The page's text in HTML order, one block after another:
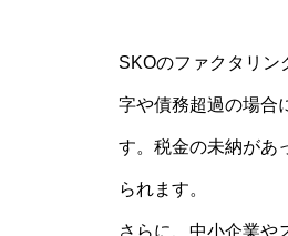
SKOのファクタリン
字や債務超過の場合
す。税金の未納があ
られます。
さらに、中小企業や